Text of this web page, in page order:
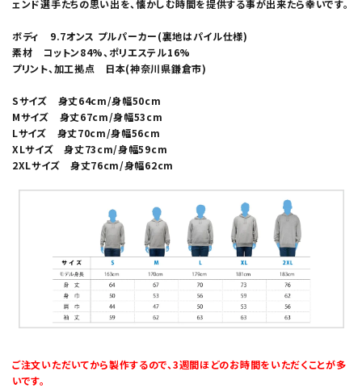
ェンド選手たちの思い出を、懐かしむ時間を提供する事が出来たら幸いです。
ボディ 9.7オンス プルパーカー(裏地はパイル仕様)
素材 コットン84%、ポリエステル16%
プリント、加工拠点 日本(神奈川県鎌倉市)
Sサイズ 身丈64cm/身幅50cm
Mサイズ 身丈67cm/身幅53cm
Lサイズ 身丈70cm/身幅56cm
XLサイズ 身丈73cm/身幅59cm
2XLサイズ 身丈76cm/身幅62cm
ご注文いただいてから製作するので、3週間ほどのお時間をいただくことが多
いです。